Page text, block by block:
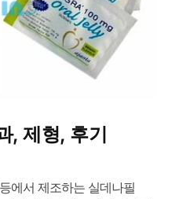
, 제형, 후기
에서 제조하는 실데나필